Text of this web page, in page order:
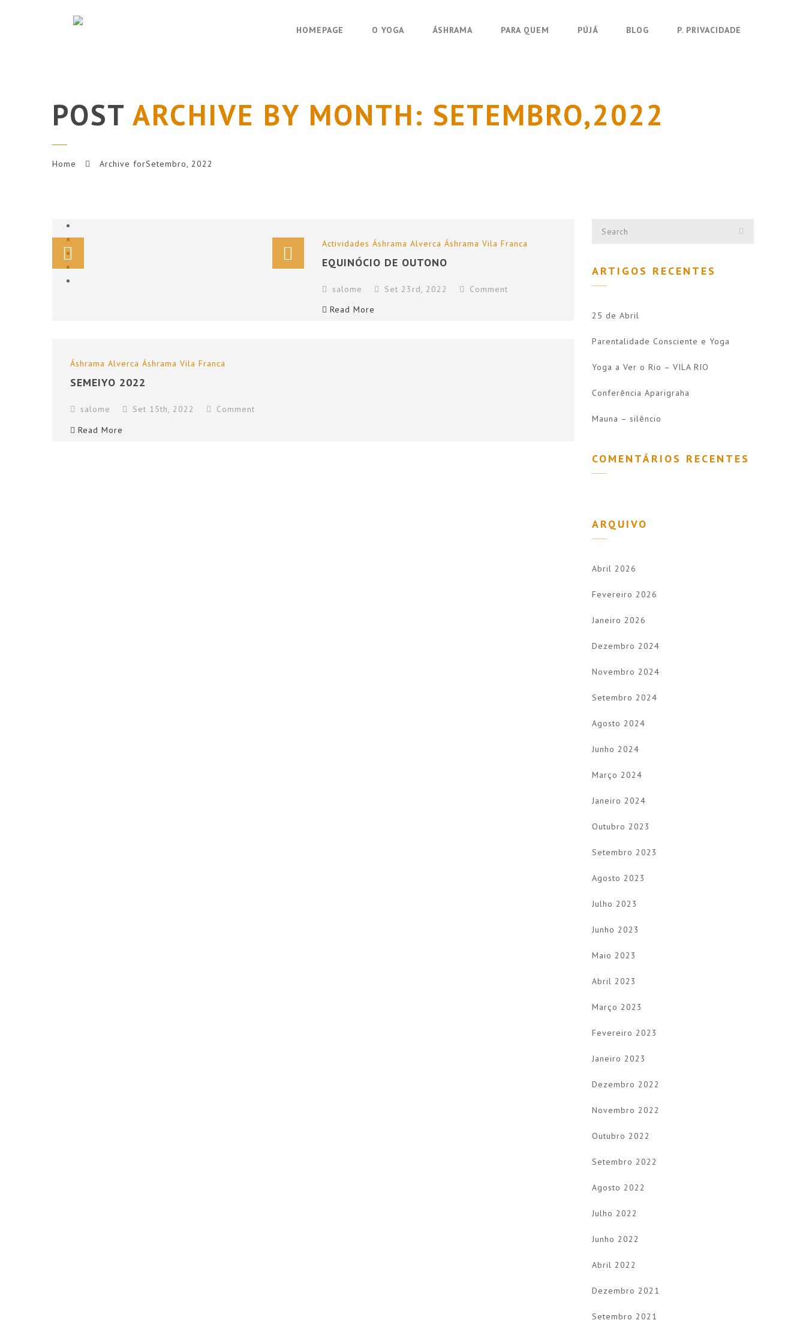
HOMEPAGE O YOGA ÁSHRAMA PARA QUEM PÚJÁ BLOG P. PRIVACIDADE
POST ARCHIVE BY MONTH: SETEMBRO,2022
Home Archive forSetembro, 2022
Actividades Áshrama Alverca Áshrama Vila Franca
EQUINÓCIO DE OUTONO
salome Set 23rd, 2022
Comment
Read More
Áshrama Alverca Áshrama Vila Franca
SEMEIYO 2022
salome Set 15th, 2022
Comment
Read More
ARTIGOS RECENTES
25 de Abril
Parentalidade Consciente e Yoga
Yoga a Ver o Rio – VILA RIO
Conferência Aparigraha
Mauna – silêncio
COMENTÁRIOS RECENTES
ARQUIVO
Abril 2026
Fevereiro 2026
Janeiro 2026
Dezembro 2024
Novembro 2024
Setembro 2024
Agosto 2024
Junho 2024
Março 2024
Janeiro 2024
Outubro 2023
Setembro 2023
Agosto 2023
Julho 2023
Junho 2023
Maio 2023
Abril 2023
Março 2023
Fevereiro 2023
Janeiro 2023
Dezembro 2022
Novembro 2022
Outubro 2022
Setembro 2022
Agosto 2022
Julho 2022
Junho 2022
Abril 2022
Dezembro 2021
Setembro 2021